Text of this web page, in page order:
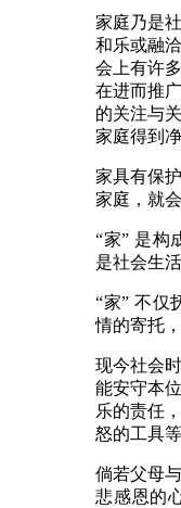
家庭乃是
和乐或融
会上有许
在进而推
的关注与
家庭得到
家具有保
家庭，就
“家” 是构
是社会生
“家” 不仅
情的寄托
现今社会
能安守本
乐的责任
怒的工具等
倘若父母
悲感恩的